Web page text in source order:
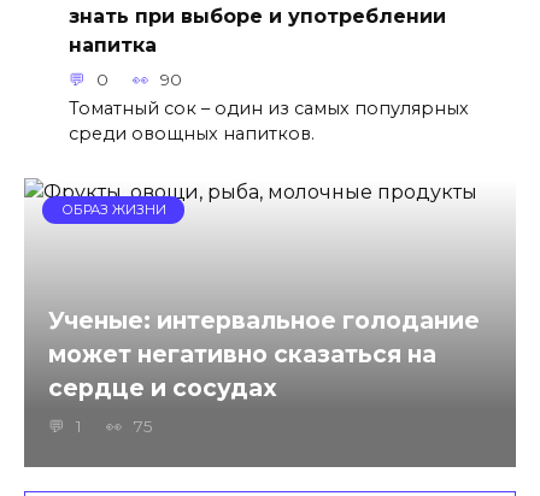
знать при выборе и употреблении
напитка
0 90
Томатный сок – один из самых популярных
среди овощных напитков.
ОБРАЗ ЖИЗНИ
Ученые: интервальное голодание
может негативно сказаться на
сердце и сосудах
1 75